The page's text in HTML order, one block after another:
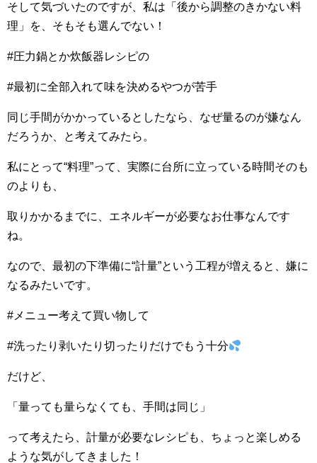
そして気づいたのですが、私は「後から調整のきかない料
理」を、そもそも選んでない！
#圧力鍋とか炊飯器レシピの
#最初に全部入れて味を決めるやつが苦手
同じ手間がかかっているとしたなら、なぜ量るのが嫌なん
だろうか、と考えてみたら。
私にとって“料理”って、実際に台所に立っている時間そのも
のよりも、
取りかかるまでに、エネルギーが必要なお仕事なんです
ね。
なので、最初の下準備に“計量”という工程が増えると、嫌に
なるみたいです。
#メニュー考えて買い物して
#洗ったり剥いたり切ったりだけでもう十分
だけど、
「量っても量らなくても、手間は同じ」
って考えたら、計量が必要なレシピも、ちょっと楽しめる
ような気がしてきました！